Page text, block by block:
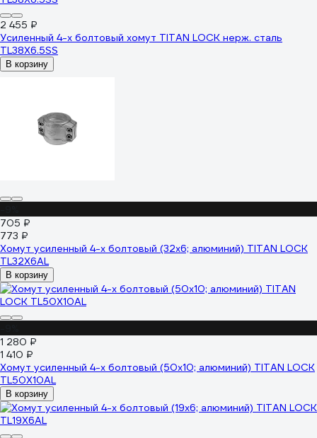
2 455 ₽
Усиленный 4-х болтовый хомут TITAN LOCK нерж. сталь
TL38X6.5SS
В корзину
705 ₽
773 ₽
Хомут усиленный 4-х болтовый (32х6; алюминий) TITAN LOCK
TL32X6AL
В корзину
1 280 ₽
1 410 ₽
Хомут усиленный 4-х болтовый (50х10; алюминий) TITAN LOCK
TL50X10AL
В корзину